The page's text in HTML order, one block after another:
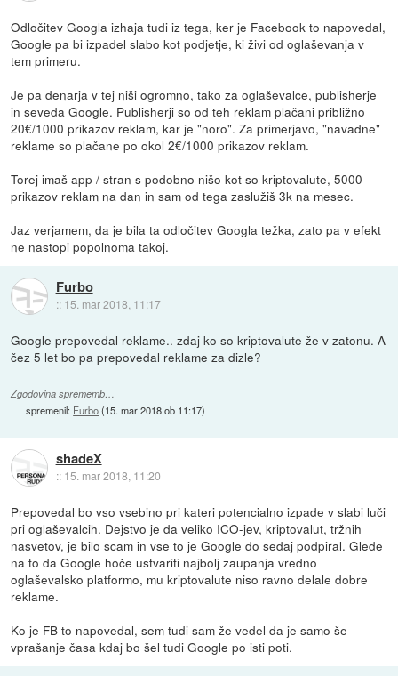
Odločitev Googla izhaja tudi iz tega, ker je Facebook to napovedal,
Google pa bi izpadel slabo kot podjetje, ki živi od oglaševanja v
tem primeru.
Je pa denarja v tej niši ogromno, tako za oglaševalce, publisherje
in seveda Google. Publisherji so od teh reklam plačani približno
20€/1000 prikazov reklam, kar je "noro". Za primerjavo, "navadne"
reklame so plačane po okol 2€/1000 prikazov reklam.
Torej imaš app / stran s podobno nišo kot so kriptovalute, 5000
prikazov reklam na dan in sam od tega zaslužiš 3k na mesec.
Jaz verjamem, da je bila ta odločitev Googla težka, zato pa v efekt
ne nastopi popolnoma takoj.
Furbo
:: 15. mar 2018, 11:17
Google prepovedal reklame.. zdaj ko so kriptovalute že v zatonu. A
čez 5 let bo pa prepovedal reklame za dizle?
Zgodovina sprememb…
spremenil: Furbo(15. mar 2018 ob 11:17)
shadeX
:: 15. mar 2018, 11:20
Prepovedal bo vso vsebino pri kateri potencialno izpade v slabi luči
pri oglaševalcih. Dejstvo je da veliko ICO-jev, kriptovalut, tržnih
nasvetov, je bilo scam in vse to je Google do sedaj podpiral. Glede
na to da Google hoče ustvariti najbolj zaupanja vredno
oglaševalsko platformo, mu kriptovalute niso ravno delale dobre
reklame.
Ko je FB to napovedal, sem tudi sam že vedel da je samo še
vprašanje časa kdaj bo šel tudi Google po isti poti.